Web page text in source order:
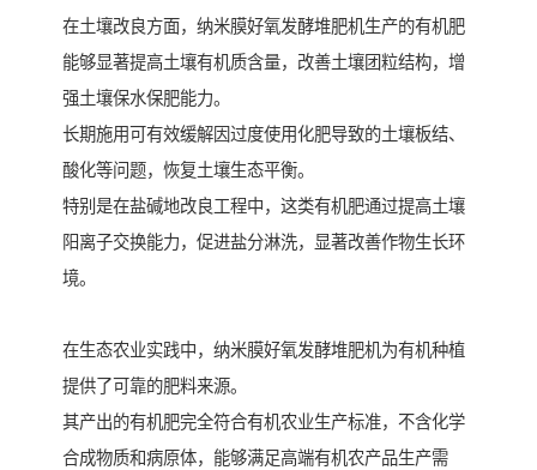
在土壤改良方面，纳米膜好氧发酵堆肥机生产的有机肥
能够显著提高土壤有机质含量，改善土壤团粒结构，增
强土壤保水保肥能力。
长期施用可有效缓解因过度使用化肥导致的土壤板结、
酸化等问题，恢复土壤生态平衡。
特别是在盐碱地改良工程中，这类有机肥通过提高土壤
阳离子交换能力，促进盐分淋洗，显著改善作物生长环
境。
在生态农业实践中，纳米膜好氧发酵堆肥机为有机种植
提供了可靠的肥料来源。
其产出的有机肥完全符合有机农业生产标准，不含化学
合成物质和病原体，能够满足高端有机农产品生产需